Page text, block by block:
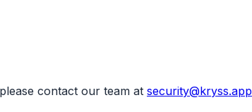
contact our team at security@kryss.app